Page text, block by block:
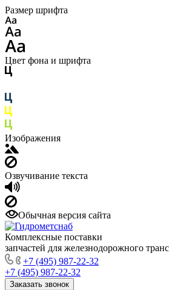
Размер шрифта
Цвет фона и шрифта
Изображения
Озвучивание текста
Обычная версия сайта
Комплексные поставки
запчастей для железнодорожного
+7 (495) 987-22-32
+7 (495) 987-22-32
Заказать звонок